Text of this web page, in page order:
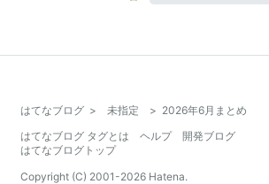
はてなブログ > 未指定 > 2026年6月まとめ
はてなブログ タグとは
ヘルプ
開発ブログ
はてなブログトップ
Copyright (C) 2001-2026 Hatena.